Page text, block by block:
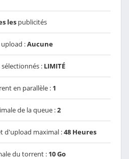
les publicités
:Aucune
: LIMITÉ
en parallèle : 1
de la queue :2
d'upload maximal :48 Heures
du torrent : 10 Go